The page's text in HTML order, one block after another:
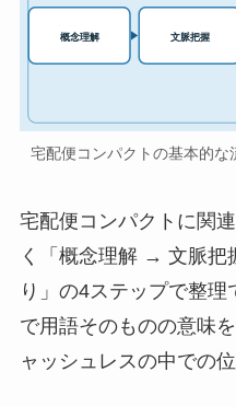
概念理解 文脈把握
宅配便コンパクトの基本的
宅配便コンパクトに関
く「概念理解 → 文脈
り」の4ステップで整
で用語そのものの意味
ャッシュレスの中での